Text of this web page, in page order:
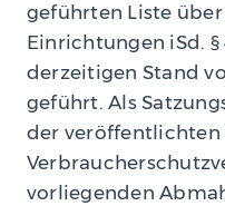
geführten Liste
Einrichtungen iSd. §
derzeitigen Stand
geführt. Als
der veröffentlichten
vorliegenden